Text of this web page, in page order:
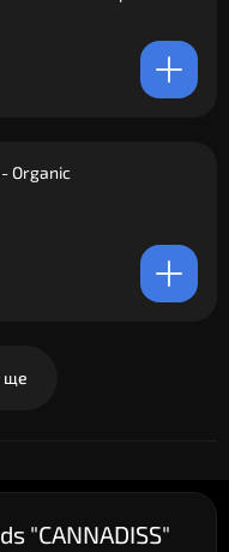
Organic
ще
"CANNADISS"